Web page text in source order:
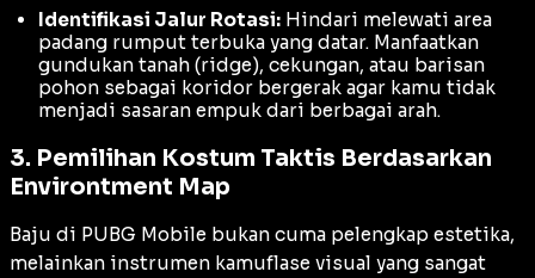
Identifikasi Jalur Rotasi: Hindari melewati area
padang rumput terbuka yang datar. Manfaatkan
gundukan tanah (ridge), cekungan, atau barisan
pohon sebagai koridor bergerak agar kamu tidak
menjadi sasaran empuk dari berbagai arah.
3. Pemilihan Kostum Taktis Berdasarkan
Environtment Map
Baju di PUBG Mobile bukan cuma pelengkap estetika,
melainkan instrumen kamuflase visual yang sangat